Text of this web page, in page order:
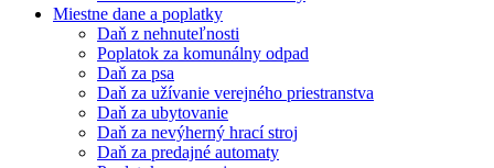
Miestne dane a poplatky
Daň z nehnuteľnosti
Poplatok za komunálny odpad
Daň za psa
Daň za užívanie verejného priestranstva
Daň za ubytovanie
Daň za nevýherný hrací stroj
Daň za predajné automaty